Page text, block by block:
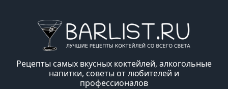
Рецепты самых вкусных коктейлей, алкогольные
напитки, советы от любителей и
профессионалов